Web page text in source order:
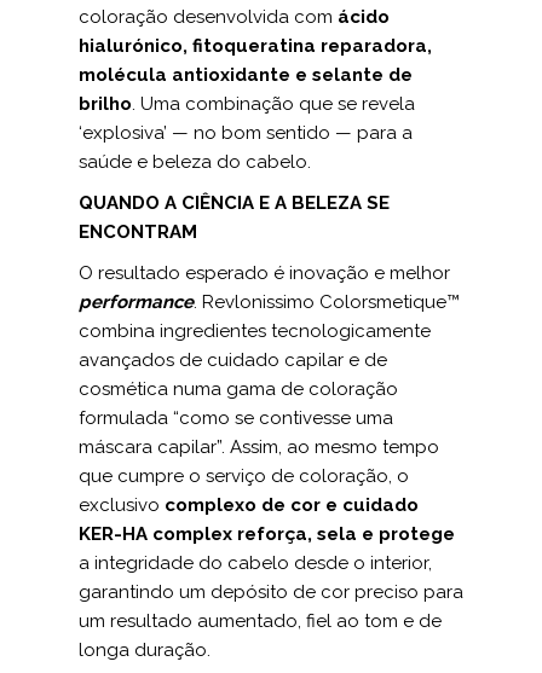
coloração desenvolvida com ácido
hialurónico, fitoqueratina reparadora,
molécula antioxidante e selante de
brilho. Uma combinação que se revela
‘explosiva’ — no bom sentido — para a
saúde e beleza do cabelo.
QUANDO A CIÊNCIA E A BELEZA SE
ENCONTRAM
O resultado esperado é inovação e melhor
performance. Revlonissimo Colorsmetique™
combina ingredientes tecnologicamente
avançados de cuidado capilar e de
cosmética numa gama de coloração
formulada “como se contivesse uma
máscara capilar”. Assim, ao mesmo tempo
que cumpre o serviço de coloração, o
exclusivo complexo de cor e cuidado
KER-HA complex reforça, sela e protege
a integridade do cabelo desde o interior,
garantindo um depósito de cor preciso para
um resultado aumentado, fiel ao tom e de
longa duração.